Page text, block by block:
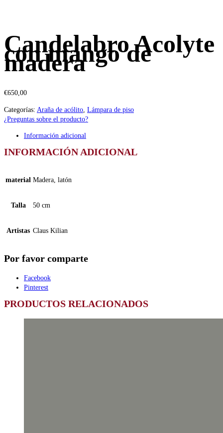
Candelabro Acolyte
con mango de
madera
€650,00
Categorías: Araña de acólito, Lámpara de piso
¿Preguntas sobre el producto?
Información adicional
INFORMACIÓN ADICIONAL
material Madera, latón
Talla 50 cm
Artistas Claus Kilian
Por favor comparte
Facebook
Pinterest
PRODUCTOS RELACIONADOS